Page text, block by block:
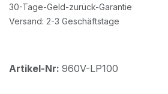
30-Tage-Geld-zurück-Garantie
Versand: 2-3 Geschäftstage
Artikel-Nr: 960V-LP100